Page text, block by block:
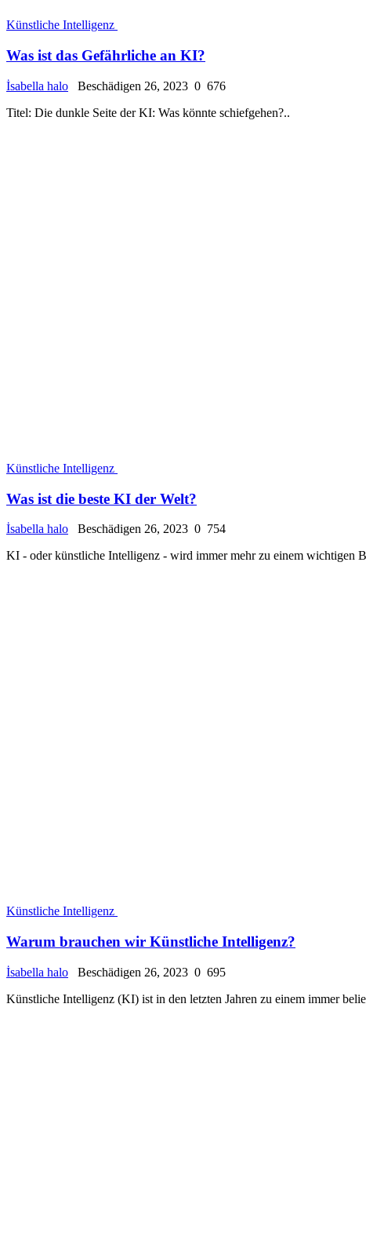
Künstliche Intelligenz
Was ist das Gefährliche an KI?
İsabella halo Beschädigen 26, 2023 0 676
Titel: Die dunkle Seite der KI: Was könnte schiefgehen?..
Künstliche Intelligenz
Was ist die beste KI der Welt?
İsabella halo Beschädigen 26, 2023 0 754
KI - oder künstliche Intelligenz - wird immer mehr zu einem wichtigen
Künstliche Intelligenz
Warum brauchen wir Künstliche Intelligenz?
İsabella halo Beschädigen 26, 2023 0 695
Künstliche Intelligenz (KI) ist in den letzten Jahren zu einem immer